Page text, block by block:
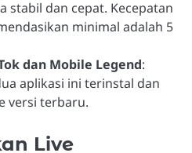
stabil dan cepat. Kecepatan
minimal adalah 5
dan Mobile Legend:
aplikasi ini terinstal dan
versi terbaru.
Live